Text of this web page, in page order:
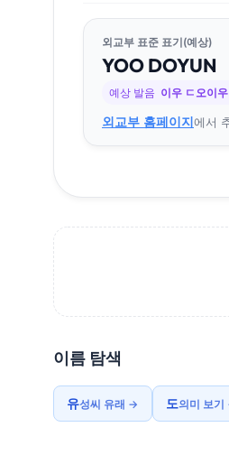
외교부 표준 표기(예상)
YOODOYUN
예상 발음 이우 ㄷ오이
외교부 홈페이지에서
이름 탐색
유성씨 유래 → 도의미 보기